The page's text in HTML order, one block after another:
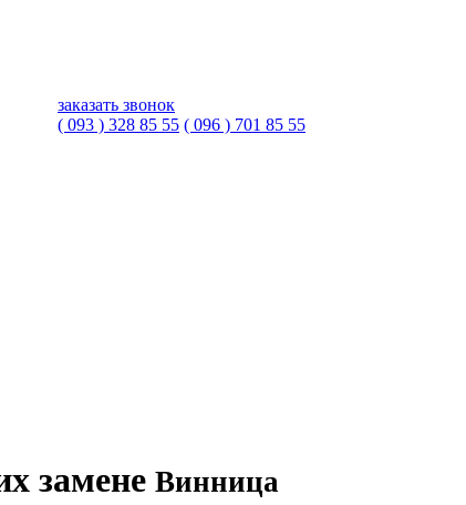
заказать звонок
( 093 ) 328 85 55 ( 096 ) 701 85 55
замене Винница